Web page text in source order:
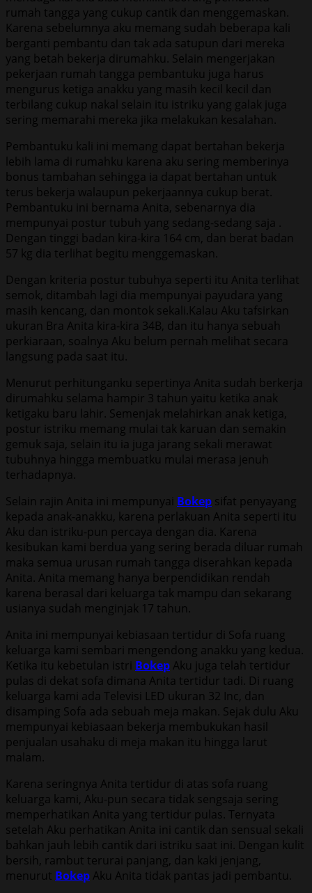
rumah tangga yang cukup cantik dan menggemaskan.
Karena sebelumnya aku memang sudah beberapa kali
berganti pembantu dan tak ada satupun dari mereka
yang betah bekerja dirumahku. Selain mengerjakan
pekerjaan rumah tangga pembantuku juga harus
mengurus ketiga anakku yang masih kecil kecil dan
terbilang cukup nakal selain itu istriku yang galak juga
sering memarahi mereka jika melakukan kesalahan.
Pembantuku kali ini memang dapat bertahan bekerja
lebih lama di rumahku karena aku sering memberinya
bonus tambahan sehingga ia dapat bertahan untuk
terus bekerja walaupun pekerjaannya cukup berat.
Pembantuku ini bernama Anita, sebenarnya dia
mempunyai postur tubuh yang sedang-sedang saja .
Dengan tinggi badan kira-kira 164 cm, dan berat badan
57 kg dia terlihat begitu menggemaskan.
Dengan kriteria postur tubuhya seperti itu Anita terlihat
semok, ditambah lagi dia mempunyai payudara yang
masih kencang, dan montok sekali.Kalau Aku tafsirkan
ukuran Bra Anita kira-kira 34B, dan itu hanya sebuah
perkiaraan, soalnya Aku belum pernah melihat secara
langsung pada saat itu.
Menurut perhitunganku sepertinya Anita sudah berkerja
dirumahku selama hampir 3 tahun yaitu ketika anak
ketigaku baru lahir. Semenjak melahirkan anak ketiga,
postur istriku memang mulai tak karuan dan semakin
gemuk saja, selain itu ia juga jarang sekali merawat
tubuhnya hingga membuatku mulai merasa jenuh
terhadapnya.
Selain rajin Anita ini mempunyai Bokep sifat penyayang
kepada anak-anakku, karena perlakuan Anita seperti itu
Aku dan istriku-pun percaya dengan dia. Karena
kesibukan kami berdua yang sering berada diluar rumah
maka semua urusan rumah tangga diserahkan kepada
Anita. Anita memang hanya berpendidikan rendah
karena berasal dari keluarga tak mampu dan sekarang
usianya sudah menginjak 17 tahun.
Anita ini mempunyai kebiasaan tertidur di Sofa ruang
keluarga kami sembari mengendong anakku yang kedua.
Ketika itu kebetulan istri Bokep Aku juga telah tertidur
pulas di dekat sofa dimana Anita tertidur tadi. Di ruang
keluarga kami ada Televisi LED ukuran 32 Inc, dan
disamping Sofa ada sebuah meja makan. Sejak dulu Aku
mempunyai kebiasaan bekerja membukukan hasil
penjualan usahaku di meja makan itu hingga larut
malam.
Karena seringnya Anita tertidur di atas sofa ruang
keluarga kami, Aku-pun secara tidak sengsaja sering
memperhatikan Anita yang tertidur pulas. Ternyata
setelah Aku perhatikan Anita ini cantik dan sensual sekali
bahkan jauh lebih cantik dari istriku saat ini. Dengan kulit
bersih, rambut terurai panjang, dan kaki jenjang,
menurut Bokep Aku Anita tidak pantas jadi pembantu.